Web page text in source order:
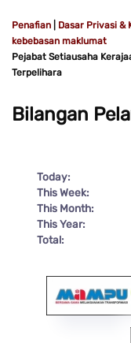
Penafian Dasar Privasi &
kebebasan maklumat
Pejabat Setiausaha
Terpelihara
Bilangan
Today:
This Week:
This Month:
This Year:
Total: